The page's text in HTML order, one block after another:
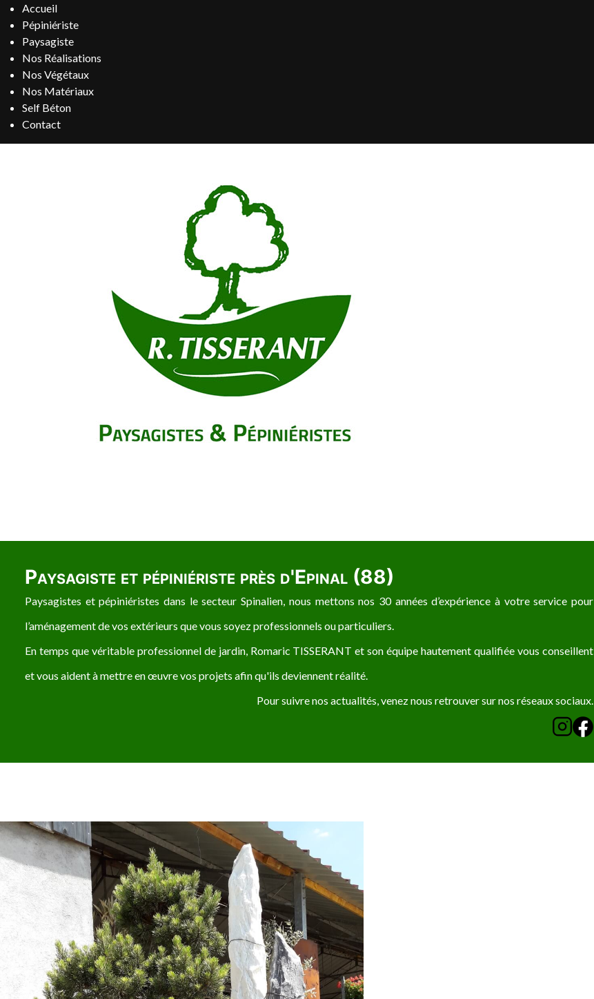
Accueil
Pépiniériste
Paysagiste
Nos Réalisations
Nos Végétaux
Nos Matériaux
Self Béton
Contact
Paysagiste et pépiniériste près d'Epinal (88)
Paysagistes et pépiniéristes dans le secteur Spinalien, nous mettons nos 30 années d’expérience à votre service pour
l’aménagement de vos extérieurs que vous soyez professionnels ou particuliers.
En temps que véritable professionnel de jardin, Romaric TISSERANT et son équipe hautement qualifiée vous conseillent
et vous aident à mettre en œuvre vos projets afin qu'ils deviennent réalité.
Pour suivre nos actualités, venez nous retrouver sur nos réseaux sociaux.